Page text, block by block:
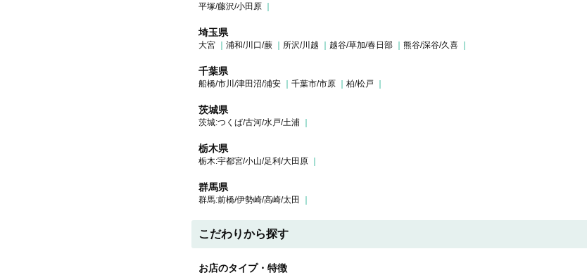
平塚/藤沢/小田原
埼玉県
大宮 浦和/川口/蕨 所沢/川越 越谷/草加/春日部 熊谷/深谷/久喜
千葉県
船橋/市川/津田沼/浦安 千葉市/市原 柏/松戸
茨城県
茨城:つくば/古河/水戸/土浦
栃木県
栃木:宇都宮/小山/足利/大田原
群馬県
群馬:前橋/伊勢崎/高崎/太田
こだわりから探す
お店のタイプ・特徴